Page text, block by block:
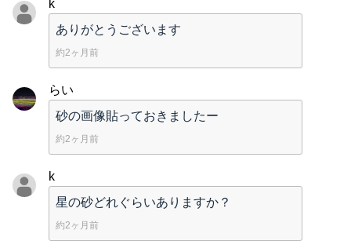
k
ありがとうございます
約2ヶ月前
らい
砂の画像貼っておきましたー
約2ヶ月前
k
星の砂どれぐらいありますか？
約2ヶ月前